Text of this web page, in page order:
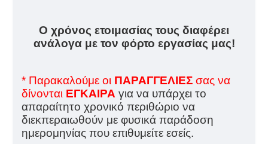
Ο χρόνος ετοιμασίας τους διαφέρει
ανάλογα με τον φόρτο εργασίας μας!
* Παρακαλούμε οι ΠΑΡΑΓΓΕΛΙΕΣ σας να
δίνονται ΕΓΚΑΙΡΑ για να υπάρχει το
απαραίτητο χρονικό περιθώριο να
διεκπεραιωθούν με φυσικά παράδοση
ημερομηνίας που επιθυμείτε εσείς.